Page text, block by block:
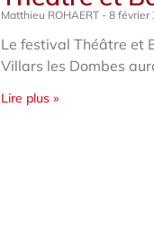
Matthieu ROHAERT 8 février
Le festival Théâtre et
Villars les Dombes
Lire plus »